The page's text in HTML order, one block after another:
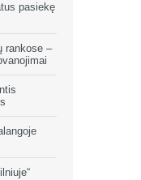
pasiekę
rankose –